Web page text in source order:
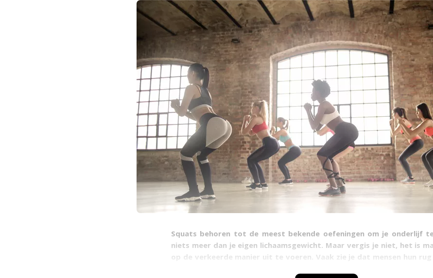
Squats behoren tot de meest bekende oefeningen om je onderlijf
niets meer dan je eigen lichaamsgewicht. Maar vergis je niet, het is
op de verkeerde manier uit te voeren. Vaak zie je dat mensen hun